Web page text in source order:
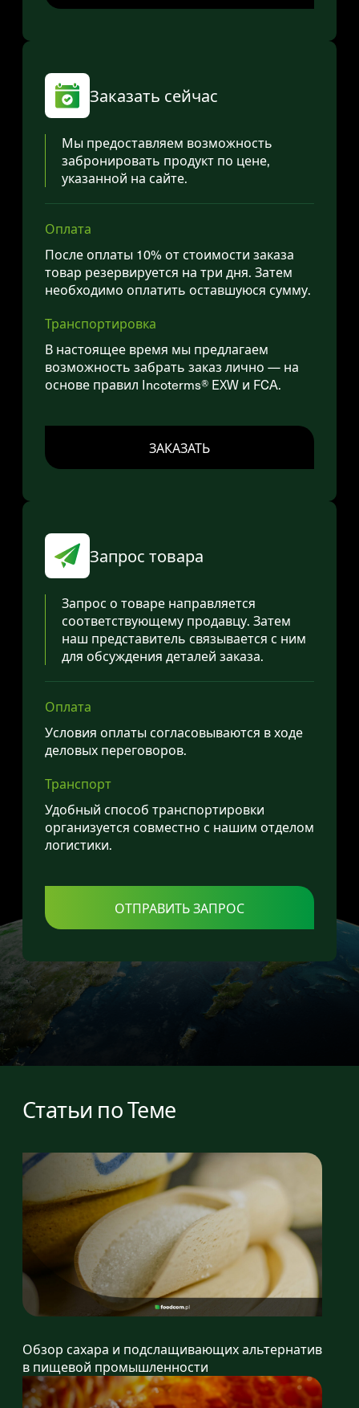
Заказать сейчас
Мы предоставляем возможность
забронировать продукт по цене,
указанной на сайте.
Оплата
После оплаты 10% от стоимости заказа
товар резервируется на три дня. Затем
необходимо оплатить оставшуюся сумму.
Транспортировка
В настоящее время мы предлагаем
возможность забрать заказ лично — на
основе правил Incoterms® EXW и FCA.
ЗАКАЗАТЬ
Запрос товара
Запрос о товаре направляется
соответствующему продавцу. Затем
наш представитель связывается с ним
для обсуждения деталей заказа.
Оплата
Условия оплаты согласовываются в ходе
деловых переговоров.
Транспорт
Удобный способ транспортировки
организуется совместно с нашим отделом
логистики.
ОТПРАВИТЬ ЗАПРОС
Статьи по Теме
Обзор сахара и подслащивающих альтернатив
в пищевой промышленности